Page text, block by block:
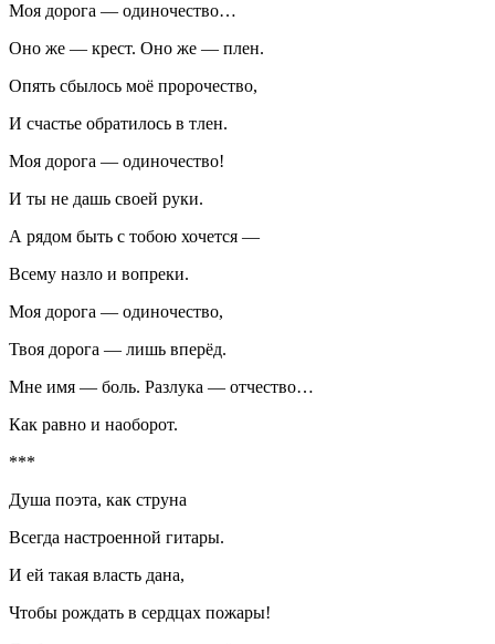
Моя дорога — одиночество…
Оно же — крест. Оно же — плен.
Опять сбылось моё пророчество,
И счастье обратилось в тлен.
Моя дорога — одиночество!
И ты не дашь своей руки.
А рядом быть с тобою хочется —
Всему назло и вопреки.
Моя дорога — одиночество,
Твоя дорога — лишь вперёд.
Мне имя — боль. Разлука — отчество…
Как равно и наоборот.
***
Душа поэта, как струна
Всегда настроенной гитары.
И ей такая власть дана,
Чтобы рождать в сердцах пожары!